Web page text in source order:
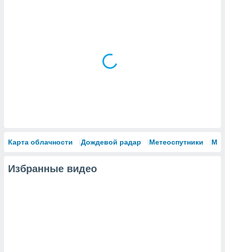
Карта облачности Дождевой радар Метеоспутники
Избранные видео